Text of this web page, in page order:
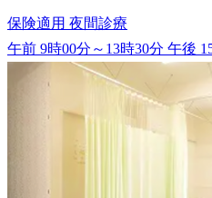
保険適用 夜間診療
午前 9時00分～13時30分 午後